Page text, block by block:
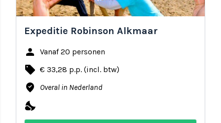
Expeditie Robinson Alkmaar
person Vanaf 20 personen
local_offer € 33,28 p.p. (incl. btw)
where_to_vote Overal in Nederland
nights_stay